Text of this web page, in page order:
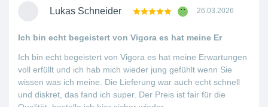
Lukas Schneider 26.03.2026
Ich bin echt begeistert von Vigora es hat meine Er
Ich bin echt begeistert von Vigora es hat meine Erwartungen
voll erfüllt und ich hab mich wieder jung gefühlt wenn Sie
wissen was ich meine. Die Lieferung war auch echt schnell
und diskret, das fand ich super. Der Preis ist fair für die